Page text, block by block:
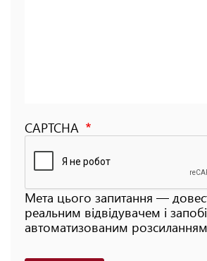
CAPTCHA
Мета цього запитання —
реальним відвідувачем і
автоматизованим